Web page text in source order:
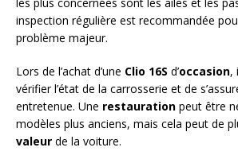
inspection régulière est recommandée
problème majeur.
Lors de l’achat d’une Clio 16S d’occasion,
vérifier l’état de la carrosserie et de
entretenue. Une restauration peut être
modèles plus anciens, mais cela peut de
valeur de la voiture.